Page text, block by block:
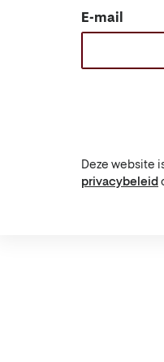
E-mail
Deze website
privacybeleid